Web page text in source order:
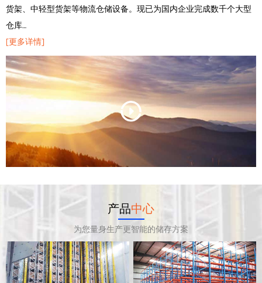
货架、中轻型货架等物流仓储设备。现已为国内企业完成数千个大型
仓库…
[更多详情]
产品中心
为您量身生产更智能的储存方案